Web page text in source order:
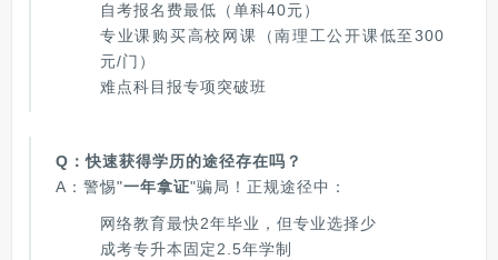
自考报名费最低（单科40元）
专业课购买高校网课（南理工公开课低至300
元/门）
难点科目报专项突破班
Q：快速获得学历的途径存在吗？
A：警惕"一年拿证"骗局！正规途径中：
网络教育最快2年毕业，但专业选择少
成考专升本固定2.5年学制